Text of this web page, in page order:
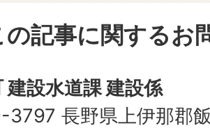
の記事に関するお
建設水道課 建設係
3797 長野県上伊那郡